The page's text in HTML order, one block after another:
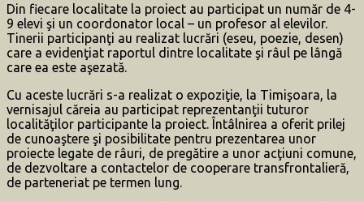
Din fiecare localitate la proiect au participat un număr de 4-
9 elevi şi un coordonator local – un profesor al elevilor.
Tinerii participanţi au realizat lucrări (eseu, poezie, desen)
care a evidenţiat raportul dintre localitate şi râul pe lângă
care ea este aşezată.
Cu aceste lucrări s-a realizat o expoziţie, la Timişoara, la
vernisajul căreia au participat reprezentanţii tuturor
localităţilor participante la proiect. Întâlnirea a oferit prilej
de cunoaştere şi posibilitate pentru prezentarea unor
proiecte legate de râuri, de pregătire a unor acţiuni comune,
de dezvoltare a contactelor de cooperare transfrontalieră,
de parteneriat pe termen lung.